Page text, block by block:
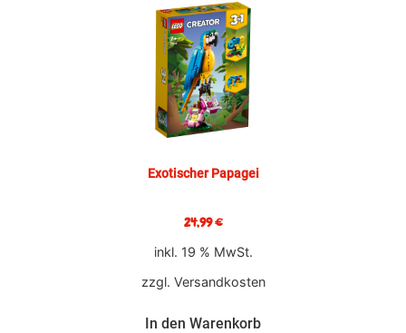
Exotischer Papagei
24,99€
inkl. 19 % MwSt.
zzgl. Versandkosten
In den Warenkorb